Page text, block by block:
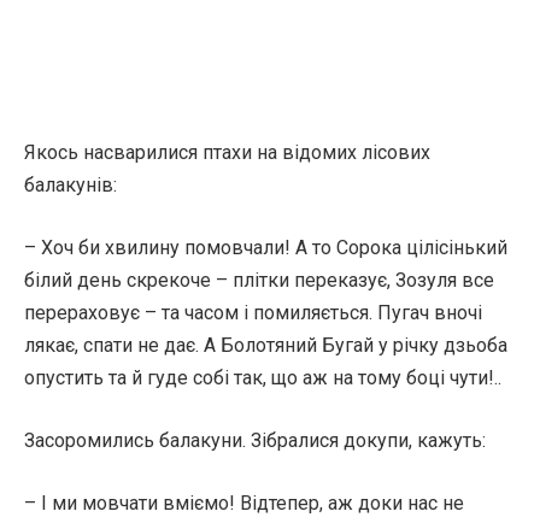
Якось насварилися птахи на відомих лісових
балакунів:
– Хоч би хвилину помовчали! А то Сорока цілісінький
білий день скрекоче – плітки переказує, Зозуля все
перераховує – та часом і помиляється. Пугач вночі
лякає, спати не дає. А Болотяний Бугай у річку дзьоба
опустить та й гуде собі так, що аж на тому боці чути!..
Засоромились балакуни. Зібралися докупи, кажуть:
– І ми мовчати вміємо! Відтепер, аж доки нас не